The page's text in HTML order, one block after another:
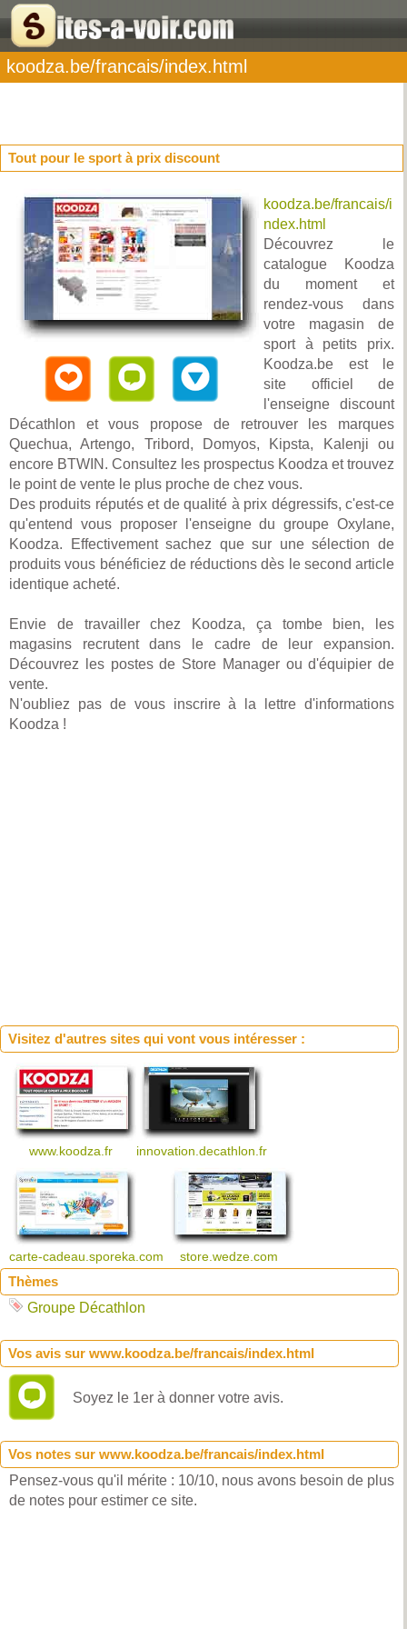
koodza.be/francais/index.html
Tout pour le sport à prix discount
koodza.be/francais/i
ndex.html
Découvrez le
catalogue Koodza
du moment et
rendez-vous dans
votre magasin de
sport à petits prix.
Koodza.be est le
site officiel de
l'enseigne discount
Décathlon et vous propose de retrouver les marques
Quechua, Artengo, Tribord, Domyos, Kipsta, Kalenji ou
encore BTWIN. Consultez les prospectus Koodza et trouvez
le point de vente le plus proche de chez vous.
Des produits réputés et de qualité à prix dégressifs, c'est-ce
qu'entend vous proposer l'enseigne du groupe Oxylane,
Koodza. Effectivement sachez que sur une sélection de
produits vous bénéficiez de réductions dès le second article
identique acheté.
Envie de travailler chez Koodza, ça tombe bien, les
magasins recrutent dans le cadre de leur expansion.
Découvrez les postes de Store Manager ou d'équipier de
vente.
N'oubliez pas de vous inscrire à la lettre d'informations
Koodza !
Visitez d'autres sites qui vont vous intéresser :
www.koodza.fr innovation.decathlon.fr
carte-cadeau.sporeka.com store.wedze.com
Thèmes
Groupe Décathlon
Vos avis sur www.koodza.be/francais/index.html
Soyez le 1er à donner votre avis.
Vos notes sur www.koodza.be/francais/index.html
Pensez-vous qu'il mérite : 10/10, nous avons besoin de plus
de notes pour estimer ce site.